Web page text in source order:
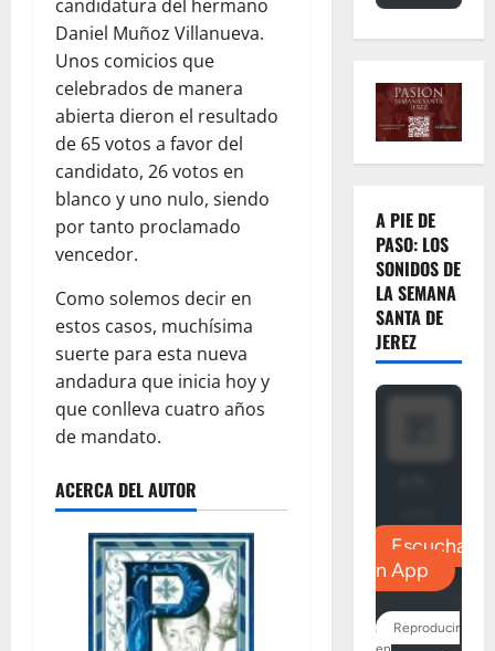
candidatura del hermano
Daniel Muñoz Villanueva.
Unos comicios que
celebrados de manera
abierta dieron el resultado
de 65 votos a favor del
candidato, 26 votos en
blanco y uno nulo, siendo
por tanto proclamado
vencedor.
Como solemos decir en
estos casos, muchísima
suerte para esta nueva
andadura que inicia hoy y
que conlleva cuatro años
de mandato.
ACERCA DEL AUTOR
A PIE DE
PASO: LOS
SONIDOS DE
LA SEMANA
SANTA DE
JEREZ